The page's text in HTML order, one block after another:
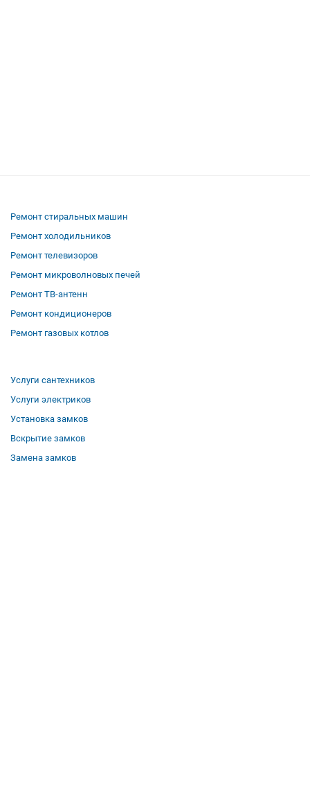
Ремонт стиральных машин
Ремонт холодильников
Ремонт телевизоров
Ремонт микроволновых печей
Ремонт ТВ-антенн
Ремонт кондиционеров
Ремонт газовых котлов
Услуги сантехников
Услуги электриков
Установка замков
Вскрытие замков
Замена замков